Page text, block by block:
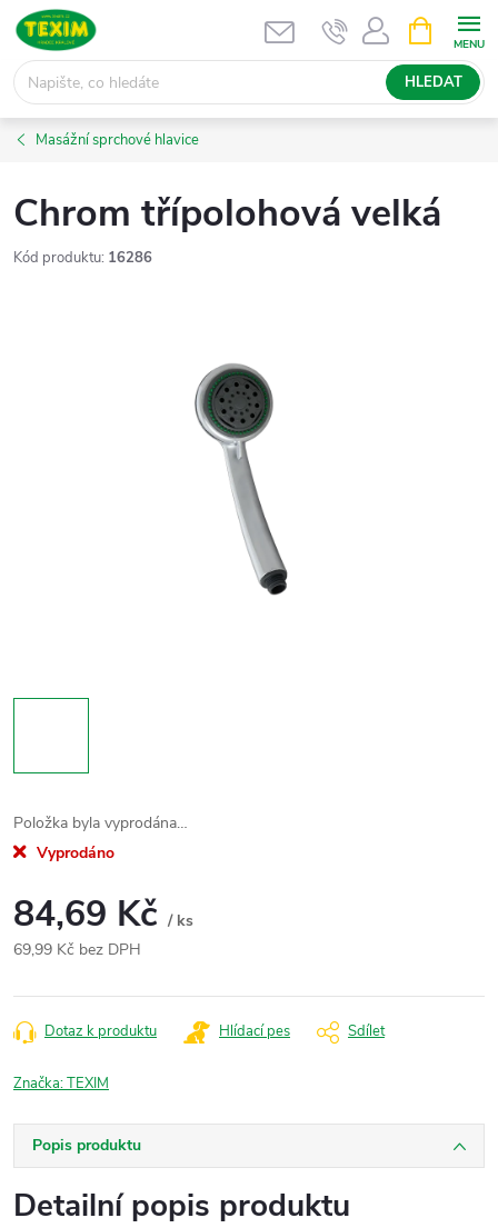
Přejít
obsah
HLEDAT
NÁKUPNÍ
KOŠÍK
Masážní sprchové hlavice
Chrom třípolohová velká
Kód produktu: 16286
Položka byla vyprodána…
Vyprodáno
84,69 Kč / ks
69,99 Kč bez DPH
cena:
Dotaz k produktu Hlídací pes Sdílet
Značka:TEXIM
Popis produktu
Detailní popis produktu